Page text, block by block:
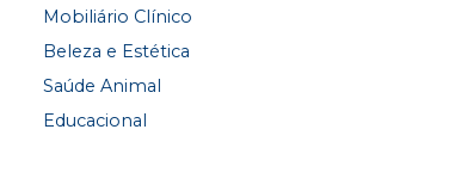
Mobiliário Clínico
Beleza e Estética
Saúde Animal
Educacional